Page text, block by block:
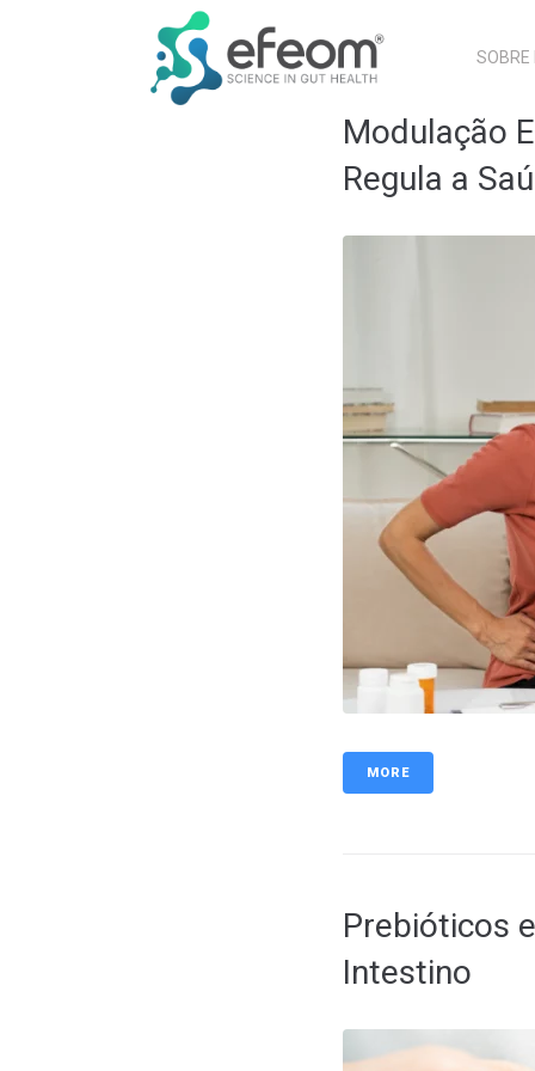
SOBRE
Modulação
Regula a
MORE
Prebióticos
Intestino